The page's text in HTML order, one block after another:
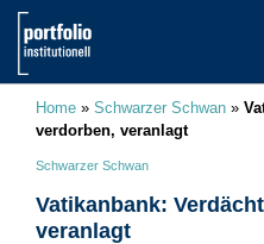
Home » Schwarzer Schwan »
verdorben, veranlagt
Schwarzer Schwan
Vatikanbank:
veranlagt